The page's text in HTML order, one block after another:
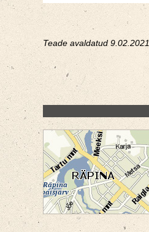
Teade avaldatud 9.02.2021